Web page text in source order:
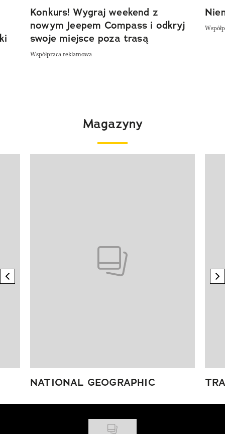
Konkurs! Wygraj weekend z
nowym Jeepem Compass i odkryj
swoje miejsce poza trasą
Współpraca reklamowa
Magazyny
previous element
NATIONAL GEOGRAPHIC